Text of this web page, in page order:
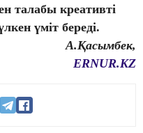
талабы креативті
үміт береді.
А.Қасымбек,
ERNUR.KZ